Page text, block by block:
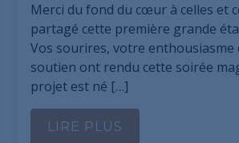
Merci du fond du cœur à celles et
partagé cette première grande
Vos sourires, votre enthousiasme
soutien ont rendu cette soirée
projet est né […]
LIRE PLUS